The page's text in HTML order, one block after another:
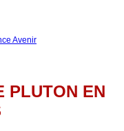
PLUTON EN